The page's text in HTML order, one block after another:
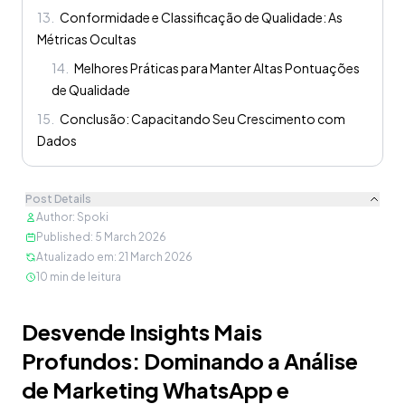
13
Conformidade e Classificação de Qualidade: As
Métricas Ocultas
14
Melhores Práticas para Manter Altas Pontuações
de Qualidade
15
Conclusão: Capacitando Seu Crescimento com
Dados
Post Details
Author: Spoki
Published : 5 March 2026
Atualizado em: 21 March 2026
10 min de leitura
Desvende Insights Mais
Profundos: Dominando a Análise
de Marketing WhatsApp e